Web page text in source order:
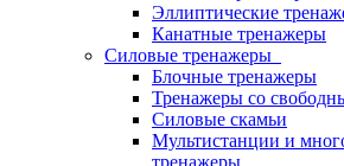
Эллиптические
Канатные тренажеры
Силовые тренажеры
Блочные тренажеры
Тренажеры со
Силовые скамьи
Мультистанции и
тренажеры